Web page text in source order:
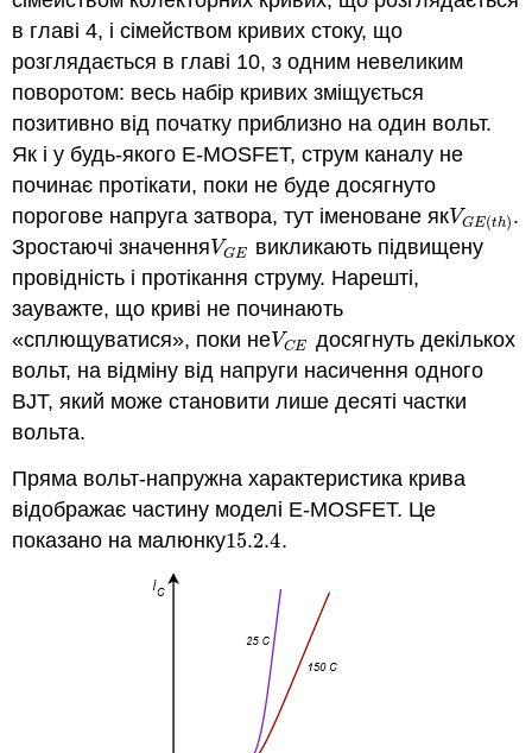
в главі 4, і сімейством кривих стоку, що
розглядається в главі 10, з одним невеликим
поворотом: весь набір кривих зміщується
позитивно від початку приблизно на один вольт.
Як і у будь-якого E-MOSFET, струм каналу не
починає протікати, поки не буде досягнуто
порогове напруга затвора, тут іменоване якVGE(th)
VGE(th.
Зростаючі значенняVGE
VGE викликають підвищену
провідність і протікання струму. Нарешті,
зауважте, що криві не починають
«сплющуватися», поки неVCE
VCE досягнуть декількох
вольт, на відміну від напруги насичення одного
BJT, який може становити лише десяті частки
вольта.
Пряма вольт-напружна характеристика крива
відображає частину моделі E-MOSFET. Це
показано на малюнку15.2.4
15.2.4.